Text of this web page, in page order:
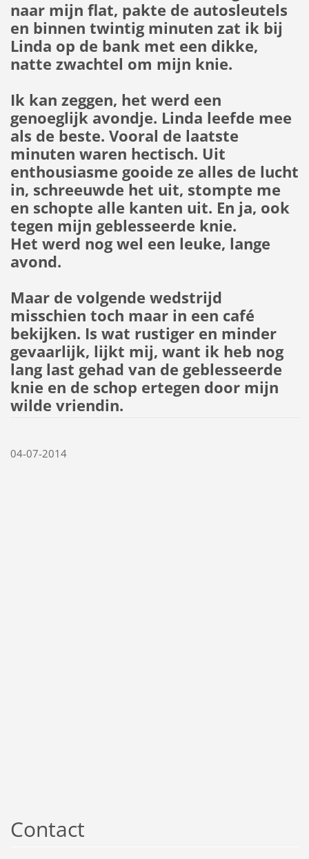
naar mijn flat, pakte de autosleutels
en binnen twintig minuten zat ik bij
Linda op de bank met een dikke,
natte zwachtel om mijn knie.
Ik kan zeggen, het werd een
genoeglijk avondje. Linda leefde mee
als de beste. Vooral de laatste
minuten waren hectisch. Uit
enthousiasme gooide ze alles de lucht
in, schreeuwde het uit, stompte me
en schopte alle kanten uit. En ja, ook
tegen mijn geblesseerde knie.
Het werd nog wel een leuke, lange
avond.
Maar de volgende wedstrijd
misschien toch maar in een café
bekijken. Is wat rustiger en minder
gevaarlijk, lijkt mij, want ik heb nog
lang last gehad van de geblesseerde
knie en de schop ertegen door mijn
wilde vriendin.
04-07-2014
Contact